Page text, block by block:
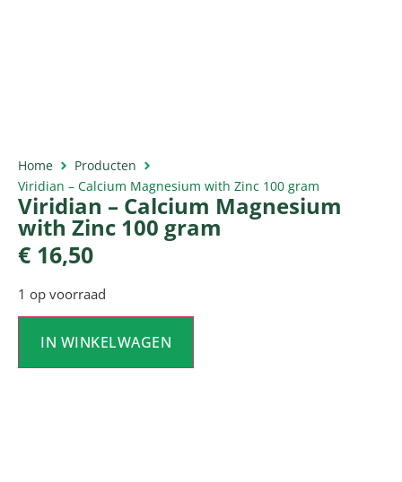
Home
Producten
Viridian – Calcium Magnesium with Zinc 100 gram
Viridian – Calcium Magnesium
with Zinc 100 gram
€ 16,50
1 op voorraad
IN WINKELWAGEN